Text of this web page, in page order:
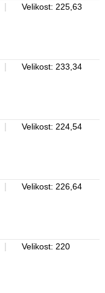
Velikost: 225,63
Velikost: 233,34
Velikost: 224,54
Velikost: 226,64
Velikost: 220